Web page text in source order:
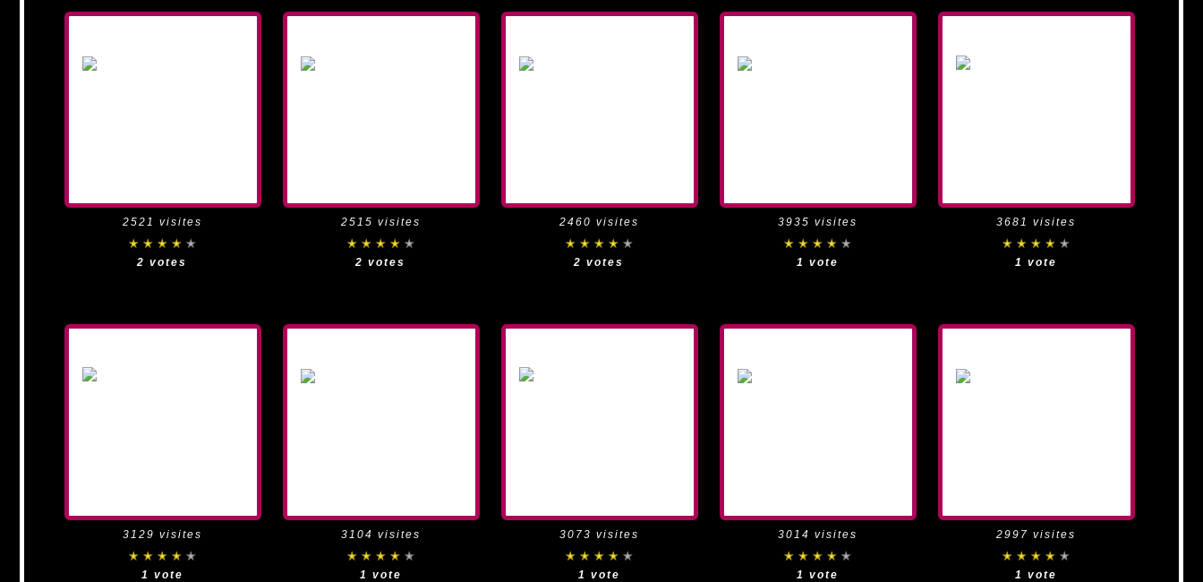
2521 visites
2 votes
2515 visites
2 votes
2460 visites
2 votes
3935 visites
1 vote
3681 visites
1 vote
3129 visites
1 vote
3104 visites
1 vote
3073 visites
1 vote
3014 visites
1 vote
2997 visites
1 vote